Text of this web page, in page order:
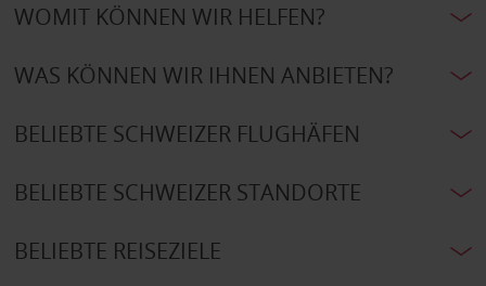
WOMIT KÖNNEN WIR HELFEN?
WAS KÖNNEN WIR IHNEN ANBIETEN?
BELIEBTE SCHWEIZER FLUGHÄFEN
BELIEBTE SCHWEIZER STANDORTE
BELIEBTE REISEZIELE